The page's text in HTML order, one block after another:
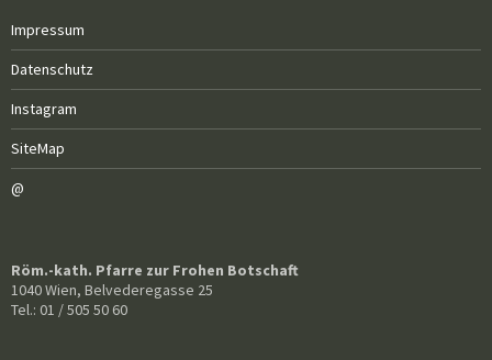
Impressum
Datenschutz
Instagram
SiteMap
@
Röm.-kath. Pfarre zur Frohen Botschaft
1040 Wien, Belvederegasse 25
Tel.: 01 / 505 50 60